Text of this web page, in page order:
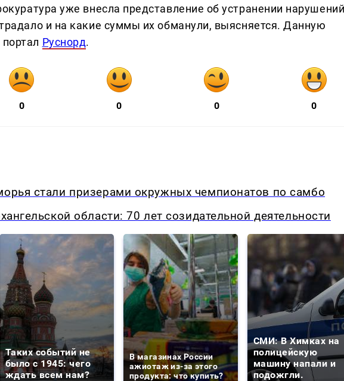
уже внесла представление об устранении
и на какие суммы их обманули, выясняется. Данную
Руснорд.
0 0 0 0
стали призерами окружных чемпионатов по самбо
области: 70 лет созидательной деятельности
Таких событий не
было с 1945: чего
ждать всем нам?
В магазинах России
ажиотаж из-за этого
продукта: что купить?
СМИ: В Химках на
полицейскую
машину напали и
подожгли.